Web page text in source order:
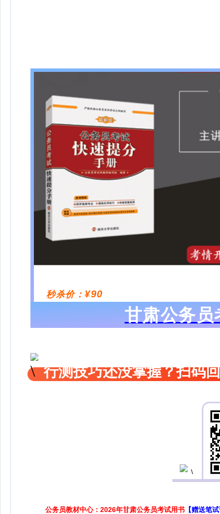
秒杀价： ¥90
甘肃公务员
行测技巧还没掌握？扫码
公务员教材中心：2026年甘肃公务员考试用书 【赠送笔